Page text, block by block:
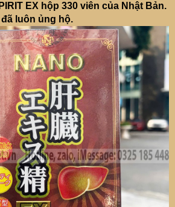
EX hộp 330 viên của Nhật Bản.
luôn ủng hộ.